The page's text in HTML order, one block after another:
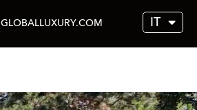
IT
GLOBALLUXURY.COM